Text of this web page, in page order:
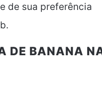
de sua preferência
DE BANANA